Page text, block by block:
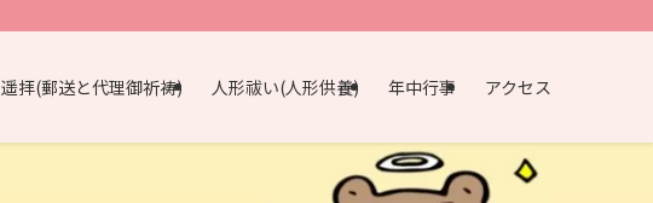
遥拝(郵送と代理御祈祷) 人形祓い(人形供養) 年中行事 アクセス